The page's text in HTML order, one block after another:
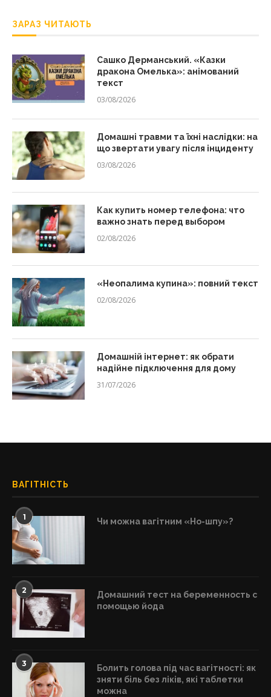
ЗАРАЗ ЧИТАЮТЬ
Сашко Дерманський. «Казки
дракона Омелька»: анімований
текст
03/08/2026
Домашні травми та їхні наслідки: на
що звертати увагу після інциденту
03/08/2026
Как купить номер телефона: что
важно знать перед выбором
02/08/2026
«Неопалима купина»: повний текст
02/08/2026
Домашній інтернет: як обрати
надійне підключення для дому
31/07/2026
ВАГІТНІСТЬ
1 Чи можна вагітним «Но-шпу»?
2
Домашний тест на беременность с
помощью йода
3
Болить голова під час вагітності: як
зняти біль без ліків, які таблетки
можна